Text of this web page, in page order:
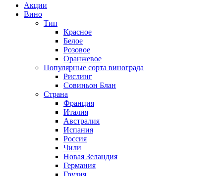
Акции
Вино
Тип
Красное
Белое
Розовое
Оранжевое
Популярные сорта винограда
Рислинг
Совиньон Блан
Страна
Франция
Италия
Австралия
Испания
Россия
Чили
Новая Зеландия
Германия
Грузия